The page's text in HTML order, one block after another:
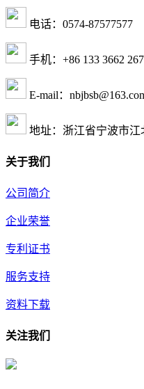
电话：0574-87577577
手机：+86 133 3662
E-mail：
地址：浙江省宁波市江
关于我们
公司简介
企业荣誉
专利证书
服务支持
资料下载
关注我们